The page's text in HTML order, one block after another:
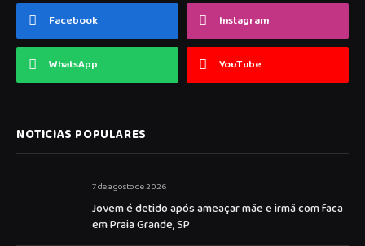
Facebook Instagram
WhatsApp YouTube
NOTICIAS POPULARES
7 de agosto de 2026
Jovem é detido após ameaçar mãe e irmã com faca
em Praia Grande, SP